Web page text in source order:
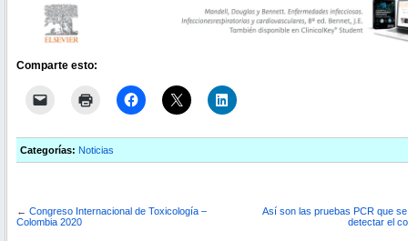
Comparte esto:
Categorías: Noticias
← Congreso Internacional de Toxicología –
Colombia 2020
Así son las pruebas PCR que
detectar el